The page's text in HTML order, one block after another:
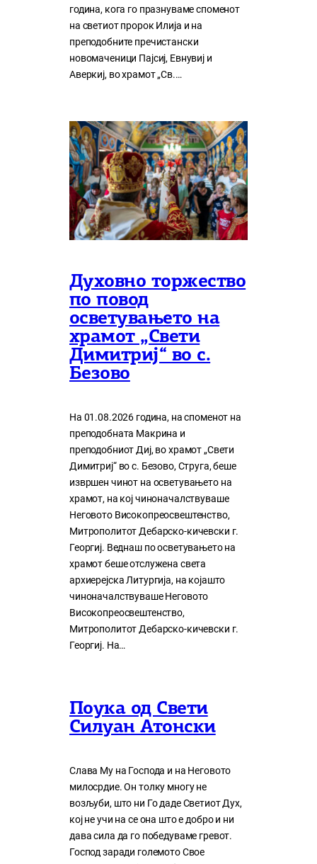
година, кога го празнуваме споменот
на светиот пророк Илија и на
преподобните пречистански
новомаченици Пајсиј, Евнувиј и
Аверкиј, во храмот „Св.…
Духовно торжество
по повод
осветувањето на
храмот „Свети
Димитриј“ во с.
Безово
На 01.08.2026 година, на споменот на
преподобната Макрина и
преподобниот Диј, во храмот „Свети
Димитриј“ во с. Безово, Струга, беше
извршен чинот на осветувањето на
храмот, на кој чиноначалствуваше
Неговото Високопреосвештенство,
Митрополитот Дебарско-кичевски г.
Георгиј. Веднаш по осветувањето на
храмот беше отслужена света
архиерејска Литургија, на којашто
чиноначалствуваше Неговото
Високопреосвештенство,
Митрополитот Дебарско-кичевски г.
Георгиј. На…
Поука од Свети
Силуан Атонски
Слава Му на Господа и на Неговото
милосрдие. Он толку многу нe
возљуби, што ни Го даде Светиот Дух,
кој нe учи на сe она што е добро и ни
дава сила да го победуваме гревот.
Господ заради големото Свое